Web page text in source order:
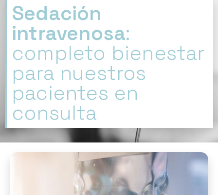
Sedación
intravenosa:
completo bienestar
para nuestros
pacientes en
consulta